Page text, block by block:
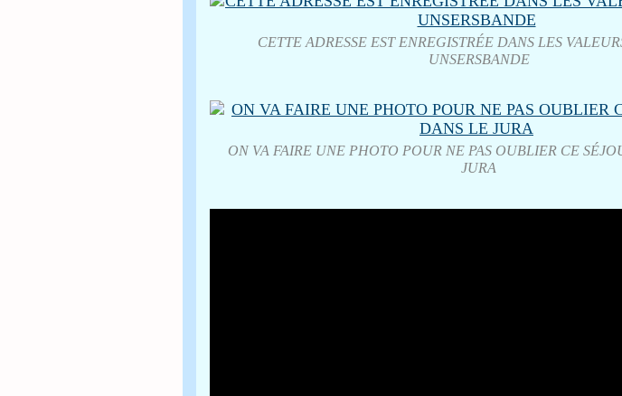
CETTE ADRESSE EST ENREGISTRÉE DANS LES
UNSERSBANDE
ON VA FAIRE UNE PHOTO POUR NE PAS OUBLIER CE
JURA